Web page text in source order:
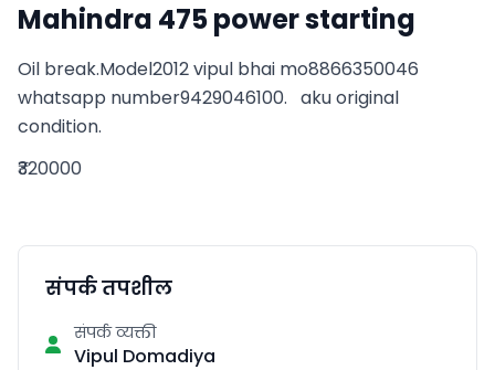
Mahindra 475 power starting
Oil break.Model2012 vipul bhai mo8866350046
whatsapp number9429046100.   aku original
condition.
₹320000
संपर्क तपशील
संपर्क व्यक्ती
Vipul Domadiya